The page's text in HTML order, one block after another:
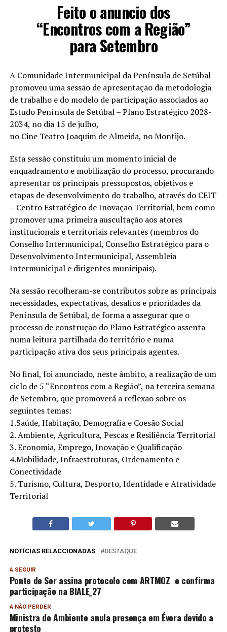
Feito o anuncio dos
“Encontros com a Região”
para Setembro
A Comunidade Intermunicipal da Península de Setúbal
promoveu uma sessão de apresentação da metodologia
de trabalho e do modelo de participação associados ao
Estudo Península de Setúbal – Plano Estratégico 2028-
2034, no dia 15 de julho,
no Cine Teatro Joaquim de Almeida, no Montijo.
Esta sessão constituiu um momento inicial de
enquadramento e mobilização do processo, procurando
apresentar os principais pressupostos, objetivos e
etapas de desenvolvimento do trabalho, através do CEIT
– Centro Estratégico de Inovação Territorial, bem como
promover uma primeira auscultação aos atores
institucionais e territoriais relevantes (membros do
Conselho Intermunicipal, Conselho Estratégico para o
Desenvolvimento Intermunicipal, Assembleia
Intermunicipal e dirigentes municipais).
Na sessão recolheram-se contributos sobre as principais
necessidades, expectativas, desafios e prioridades da
Península de Setúbal, de forma a assegurar que o
processo de construção do Plano Estratégico assenta
numa leitura partilhada do território e numa
participação ativa dos seus principais agentes.
No final, foi anunciado, neste âmbito, a realização de um
ciclo de 5 “Encontros com a Região”, na terceira semana
de Setembro, que promoverá a reflexão sobre os
seguintes temas:
1.Saúde, Habitação, Demografia e Coesão Social
2. Ambiente, Agricultura, Pescas e Resiliência Territorial
3. Economia, Emprego, Inovação e Qualificação
4.Mobilidade, Infraestruturas, Ordenamento e
Conectividade
5. Turismo, Cultura, Desporto, Identidade e Atratividade
Territorial
NOTÍCIAS RELACCIONADAS DESTAQUE
A SEGUIR
Ponte de Sor assina protocolo com ARTMOZ e confirma
participação na BIALE_27
A NÃO PERDER
Ministra do Ambiente anula presença em Évora devido a
protesto